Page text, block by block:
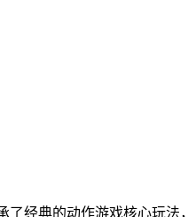
了经典的动作游戏核心玩